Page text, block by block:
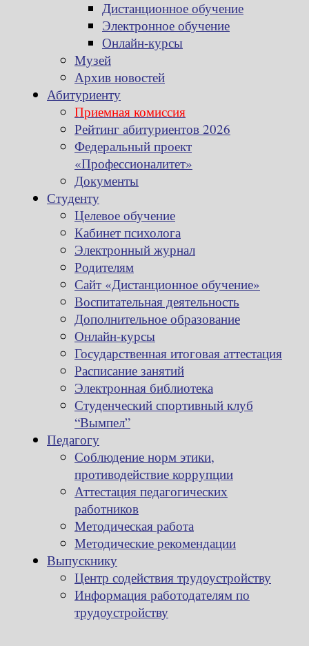
Дистанционное обучение
Электронное обучение
Онлайн-курсы
Музей
Архив новостей
Абитуриенту
Приемная комиссия
Рейтинг абитуриентов 2026
Федеральный проект
«Профессионалитет»
Документы
Студенту
Целевое обучение
Кабинет психолога
Электронный журнал
Родителям
Сайт «Дистанционное обучение»
Воспитательная деятельность
Дополнительное образование
Онлайн-курсы
Государственная итоговая аттестация
Расписание занятий
Электронная библиотека
Студенческий спортивный клуб
“Вымпел”
Педагогу
Соблюдение норм этики,
противодействие коррупции
Аттестация педагогических
работников
Методическая работа
Методические рекомендации
Выпускнику
Центр содействия трудоустройству
Информация работодателям по
трудоустройству